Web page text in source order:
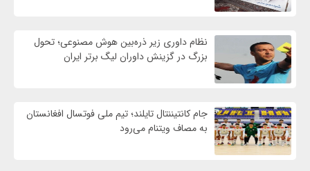
نظام داوری زیر ذره‌بین هوش مصنوعی؛ تحول
بزرگ در گزینش داوران لیگ برتر ایران
جام کانتیننتال تایلند؛ تیم ملی فوتسال افغانستان
به مصاف ویتنام می‌رود